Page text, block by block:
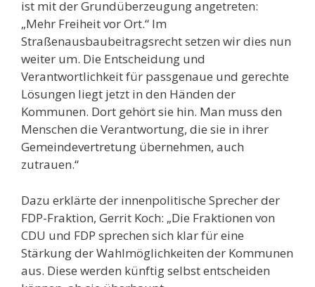
ist mit der Grundüberzeugung angetreten:
„Mehr Freiheit vor Ort.“ Im
Straßenausbaubeitragsrecht setzen wir dies nun
weiter um. Die Entscheidung und
Verantwortlichkeit für passgenaue und gerechte
Lösungen liegt jetzt in den Händen der
Kommunen. Dort gehört sie hin. Man muss den
Menschen die Verantwortung, die sie in ihrer
Gemeindevertretung übernehmen, auch
zutrauen.“
Dazu erklärte der innenpolitische Sprecher der
FDP-Fraktion, Gerrit Koch: „Die Fraktionen von
CDU und FDP sprechen sich klar für eine
Stärkung der Wahlmöglichkeiten der Kommunen
aus. Diese werden künftig selbst entscheiden